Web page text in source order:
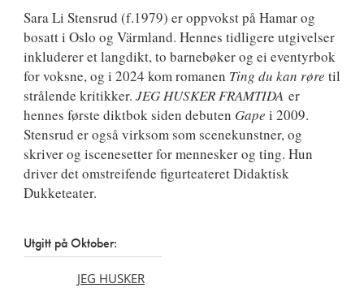
Sara
Li
Stensrud
Sara Li Stensrud (f.1979) er oppvokst på Hamar og
bosatt i Oslo og Värmland. Hennes tidligere utgivelser
inkluderer et langdikt, to barnebøker og ei eventyrbok
for voksne, og i 2024 kom romanen Ting du kan røre til
strålende kritikker. JEG HUSKER FRAMTIDA er
hennes første diktbok siden debuten Gape i 2009.
Stensrud er også virksom som scenekunstner, og
skriver og iscenesetter for mennesker og ting. Hun
driver det omstreifende figurteateret Didaktisk
Dukketeater.
Utgitt på Oktober:
JEG HUSKER